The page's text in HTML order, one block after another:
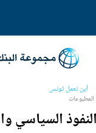
أين نعملتونس
المطبوعات
السياسي